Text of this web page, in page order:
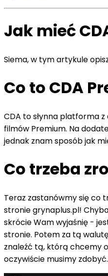
Jak mieć
Siema, w tym artykule
Co to CDA
CDA to słynna platforma
filmów Premium. Na
jednak znam sposób jak
Co trzeba
Teraz zastanówmy się co
stronie grynaplus.pl!
skrócie Wam wyjaśnię -
stronie. Potem za tą
znaleźć tą, którą chcemy
oczywiście musimy zdobyć.